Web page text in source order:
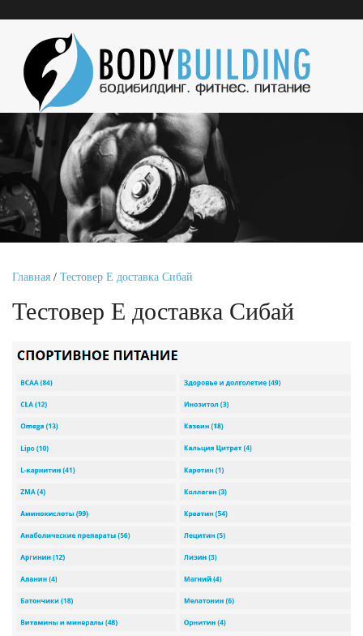
Главная / Тестовер Е доставка Сибай
Тестовер Е доставка Сибай